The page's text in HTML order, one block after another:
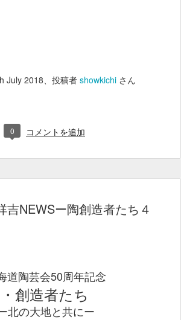
July 2018、投稿者 showkichi さん
0 コメントを追加
吉NEWSー陶創造者たち４
道陶芸会50周年記念
創造者たち
北の大地と共にー